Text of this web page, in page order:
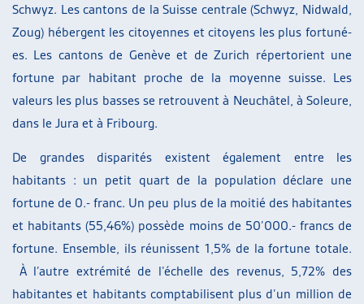
Schwyz. Les cantons de la Suisse centrale (Schwyz, Nidwald,
Zoug) hébergent les citoyennes et citoyens les plus fortuné-
es. Les cantons de Genève et de Zurich répertorient une
fortune par habitant proche de la moyenne suisse. Les
valeurs les plus basses se retrouvent à Neuchâtel, à Soleure,
dans le Jura et à Fribourg.
De grandes disparités existent également entre les
habitants : un petit quart de la population déclare une
fortune de 0.- franc. Un peu plus de la moitié des habitantes
et habitants (55,46%) possède moins de 50’000.- francs de
fortune. Ensemble, ils réunissent 1,5% de la fortune totale.
À l’autre extrémité de l’échelle des revenus, 5,72% des
habitantes et habitants comptabilisent plus d’un million de